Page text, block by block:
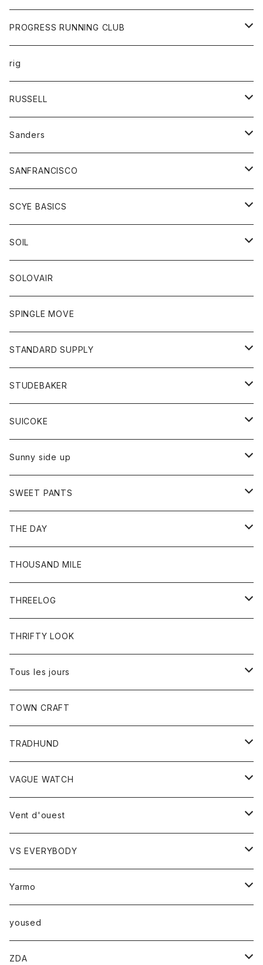
ニット
ベスト
パンツ
カットソー
コート
ボトム
ワンピース
エプロン
キッズ
オーバーオール
ボトム
ペインターパンツ
PROGRESS RUNNING CLUB
トップス
Tシャツ
グッズ
帽子
rig
RUSSELL
アウター
コート
パーカー
スカート
Tシャツ
トップス
Tシャツ
トレーナー
ボトム
ショートパンツ
スカート
レディース
スカート
Tシャツ
アクセサリー
バック
Sanders
グッズ
靴
SANFRANCISCO
アウター
カーディガン
コート
グッズ
ネクタイ
グローブ
アクセサリー
トップス
カットソー
カーディガン
ボトム
ショートパンツ
パンツ
レディース
カットソー
カーディガン
ワンピース
コート
SCYE BASICS
ボトム
ジーンズ
チノパン
トップス
ポロシャツ
ベスト
靴
SOIL
靴
ワンピース
トップス
カットソー
ボトム
パンツ
オーバーオール
SOLOVAIR
SPINGLE MOVE
STANDARD SUPPLY
財布
バッグ
STUDEBAKER
アクセサリー
ブレスレット
リング
SUICOKE
ブーツ
サンダル
Sunny side up
アウター
Ｇジャン
ボトム
ジーンズ
SWEET PANTS
ボトム
ショートパンツ
THE DAY
トップス
Tシャツ
THOUSAND MILE
THREELOG
トップス
Tシャツ
THRIFTY LOOK
Tous les jours
トップス
レディース
カットソー
TOWN CRAFT
TRADHUND
セーター
ベスト
VAGUE WATCH
時計
Vent d'ouest
ボトム
スカート
トップス
ベスト
VS EVERYBODY
トップス
Ｔシャツ
Yarmo
アウター
コート
小物
yoused
ZDA